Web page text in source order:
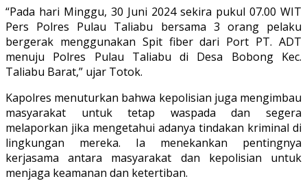
“Pada hari Minggu, 30 Juni 2024 sekira pukul 07.00 WIT
Pers Polres Pulau Taliabu bersama 3 orang pelaku
bergerak menggunakan Spit fiber dari Port PT. ADT
menuju Polres Pulau Taliabu di Desa Bobong Kec.
Taliabu Barat,” ujar Totok.
Kapolres menuturkan bahwa kepolisian juga mengimbau
masyarakat untuk tetap waspada dan segera
melaporkan jika mengetahui adanya tindakan kriminal di
lingkungan mereka. Ia menekankan pentingnya
kerjasama antara masyarakat dan kepolisian untuk
menjaga keamanan dan ketertiban.